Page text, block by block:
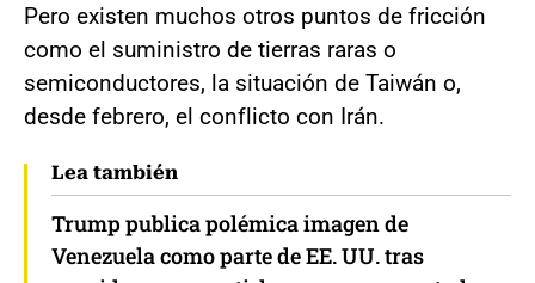
Pero existen muchos otros puntos de fricción
como el suministro de tierras raras o
semiconductores, la situación de Taiwán o,
desde febrero, el conflicto con Irán.
Lea también
Trump publica polémica imagen de
Venezuela como parte de EE. UU. tras